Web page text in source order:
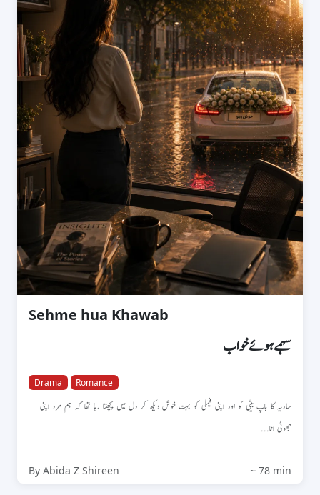
Sehme hua Khawab
سہمے ہوئے خواب
Drama Romance
ساریہ کا باپ بیٹی کو اور اپنی فیملی کو بہت خوش دیکھ کر دل میں پچھتا رہا تھا کہ ہم مرد اپنی
جھوٹی انا...
By Abida Z Shireen ~ 78 min